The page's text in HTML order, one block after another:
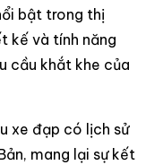
bật trong thị
kế và tính năng
cầu khắt khe của
xe đạp có lịch sử
mang lại sự kết